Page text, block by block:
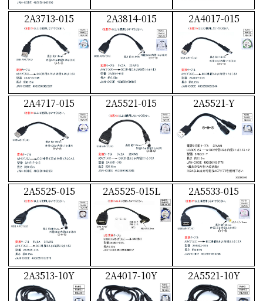
2A3713-015 2A3814-015 2A4017-015
2A4717-015 2A5521-015 2A5521-Y
2A5525-015 2A5525-015L 2A5533-015
2A3513-10Y 2A4017-10Y 2A5521-10Y